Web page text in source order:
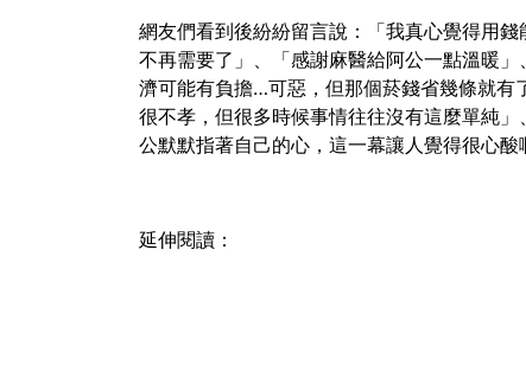
網友們看到後紛紛留言說：「我真心覺得用
不再需要了」、「感謝麻醫給阿公一點溫暖
濟可能有負擔…可惡，但那個菸錢省幾條就有
很不孝，但很多時候事情往往沒有這麼單純
公默默指著自己的心，這一幕讓人覺得很心酸
延伸閱讀：